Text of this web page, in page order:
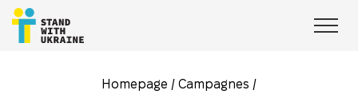
Homepage / Campagnes /